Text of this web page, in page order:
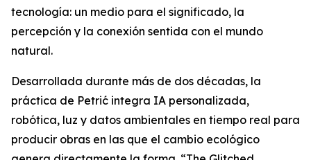
tecnología: un medio para el significado, la
percepción y la conexión sentida con el mundo
natural.
Desarrollada durante más de dos décadas, la
práctica de Petrić integra IA personalizada,
robótica, luz y datos ambientales en tiempo real para
producir obras en las que el cambio ecológico